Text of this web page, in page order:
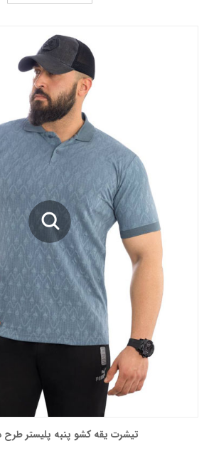
تیشرت یقه کشو پنبه پلیستر طرح